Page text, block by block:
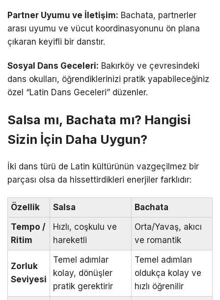
Partner Uyumu ve İletişim: Bachata, partnerler
arası uyumu ve vücut koordinasyonunu ön plana
çıkaran keyifli bir danstır.
Sosyal Dans Geceleri: Bakırköy ve çevresindeki
dans okulları, öğrendiklerinizi pratik yapabileceğiniz
özel “Latin Dans Geceleri” düzenler.
Salsa mı, Bachata mı? Hangisi
Sizin İçin Daha Uygun?
İki dans türü de Latin kültürünün vazgeçilmez bir
parçası olsa da hissettirdikleri enerjiler farklıdır:
Özellik Salsa
Bachata
Tempo /
Ritim
Hızlı, coşkulu ve
hareketli
Orta/Yavaş, akıcı
ve romantik
Zorluk
Seviyesi
Temel adımlar
kolay, dönüşler
pratik gerektirir
Temel adımları
oldukça kolay ve
hızlı öğrenilir